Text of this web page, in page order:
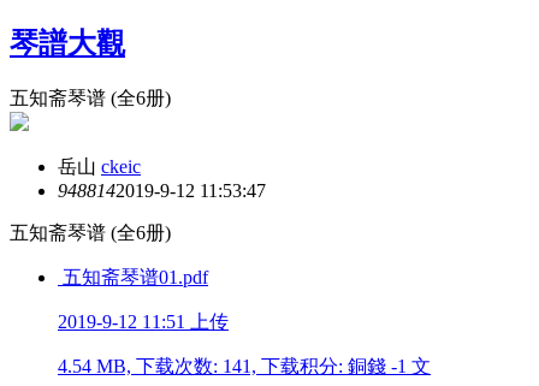
琴譜大觀
五知斋琴谱 (全6册)
岳山 ckeic
9488142019-9-12 11:53:47
五知斋琴谱 (全6册)
五知斋琴谱01.pdf
2019-9-12 11:51 上传
4.54 MB, 下载次数: 141, 下载积分: 銅錢 -1 文